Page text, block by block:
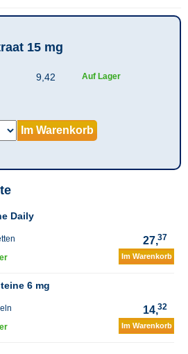
15 mg
9,42 Auf Lager
Im Warenkorb
Daily
27,37
Im Warenkorb
6 mg
14,32
Im Warenkorb